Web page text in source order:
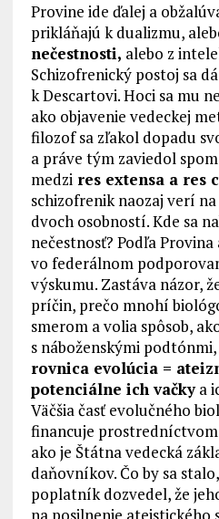
Provine ide ďalej a
prikláňajú k dualizmu,
nečestnosti, alebo z
Schizofrenický postoj sa
k Descartovi. Hoci sa mu
ako objavenie vedeckej
filozof sa zľakol dopadu
a práve tým zaviedol
medzires extensa a res
schizofrenik naozaj verí
dvoch osobností. Kde sa
nečestnosť? Podľa Provina
vo federálnom
výskumu. Zastáva názor,
príčin, prečo mnohí
smerom a volia spôsob,
s náboženskými
rovnica evolúcia =
potenciálne ich vačkya
Väčšia časť evolučného
financuje
ako je Štátna vedecká
daňovníkov. Čo by sa
poplatník dozvedel, že